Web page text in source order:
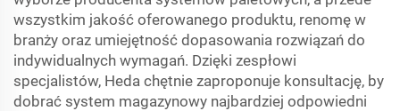
wszystkim jakość oferowanego produktu, renomę w
branży oraz umiejętność dopasowania rozwiązań do
indywidualnych wymagań. Dzięki zespłowi
specjalistów, Heda chętnie zaproponuje konsultację, by
dobrać system magazynowy najbardziej odpowiedni